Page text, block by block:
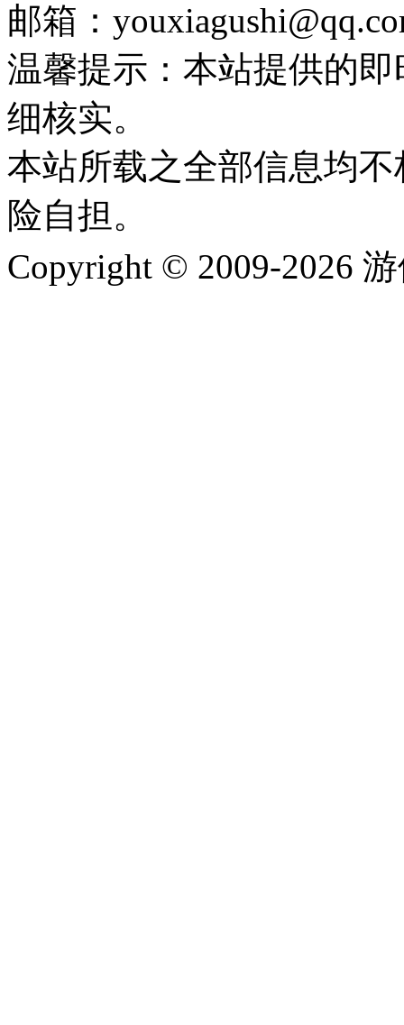
邮箱：
温馨提示：本站提供的
细核实。
本站所载之全部信息均
险自担。
Copyright © 2009-2026